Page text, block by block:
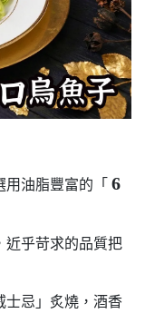
用油脂豐富的「 6
近乎苛求的品質把
士忌」炙燒，酒香